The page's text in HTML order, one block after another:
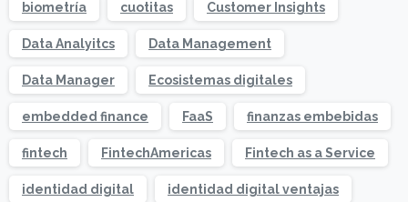
biometría cuotitas Customer Insights
Data Analyitcs Data Management
Data Manager Ecosistemas digitales
embedded finance FaaS finanzas embebidas
fintech FintechAmericas Fintech as a Service
identidad digital identidad digital ventajas